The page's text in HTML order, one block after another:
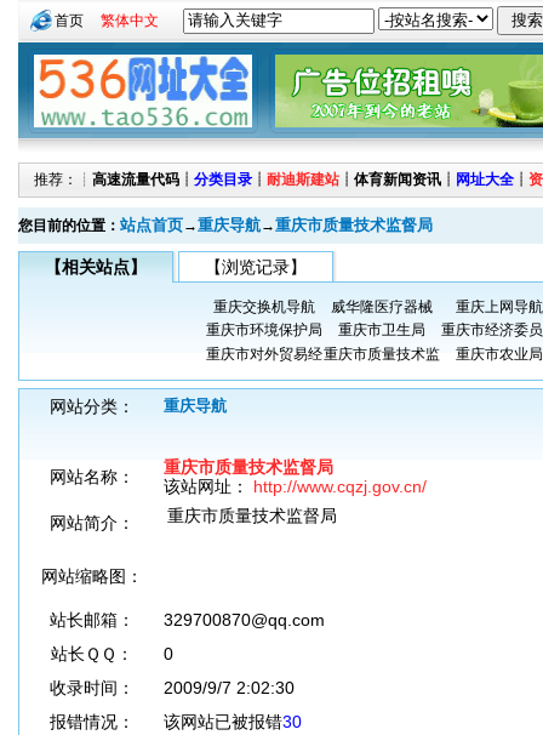
首页 繁体中文
推荐：┊ 高速流量代码 ┊ 分类目录 ┊ 耐迪斯建站 ┊ 体育新闻资讯 ┊ 网址大全 ┊
您目前的位置： 站点首页→重庆导航→重庆市质量技术监督局
【相关站点】 【浏览记录】
重庆交换机导航 威华隆医疗器械
重庆上网导航
重庆市环境保护局
重庆市卫生局
重庆市经济委
重庆市对外贸易经重庆市质量技术监 重庆市农业局
网站分类： 重庆导航
网站名称：
重庆市质量技术监督局
该站网址： http://www.cqzj.gov.cn/
网站简介：
重庆市质量技术监督局
网站缩略图：
站长邮箱：
329700870@qq.com
站长ＱＱ：
0
收录时间：
2009/9/7 2:02:30
报错情况：
该网站已被报错30